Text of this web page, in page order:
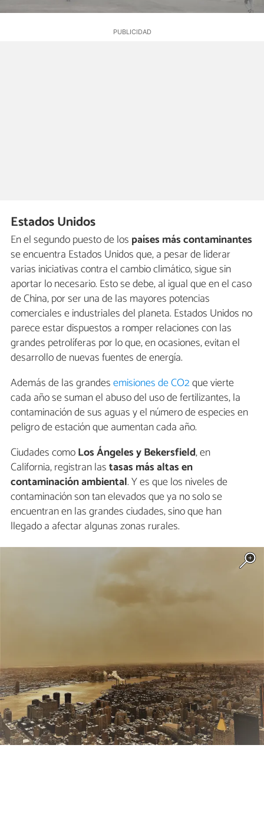
Estados Unidos
En el segundo puesto de los países más contaminantes
se encuentra Estados Unidos que, a pesar de liderar
varias iniciativas contra el cambio climático, sigue sin
aportar lo necesario. Esto se debe, al igual que en el caso
de China, por ser una de las mayores potencias
comerciales e industriales del planeta. Estados Unidos no
parece estar dispuestos a romper relaciones con las
grandes petrolíferas por lo que, en ocasiones, evitan el
desarrollo de nuevas fuentes de energía.
Además de las grandesemisiones de CO2que vierte
cada año se suman el abuso del uso de fertilizantes, la
contaminación de sus aguas y el número de especies en
peligro de estación que aumentan cada año.
Ciudades comoLos Ángeles y Bekersfield, en
California, registran lastasas más altas en
contaminación ambiental. Y es que los niveles de
contaminación son tan elevados que ya no solo se
encuentran en las grandes ciudades, sino que han
llegado a afectar algunas zonas rurales.